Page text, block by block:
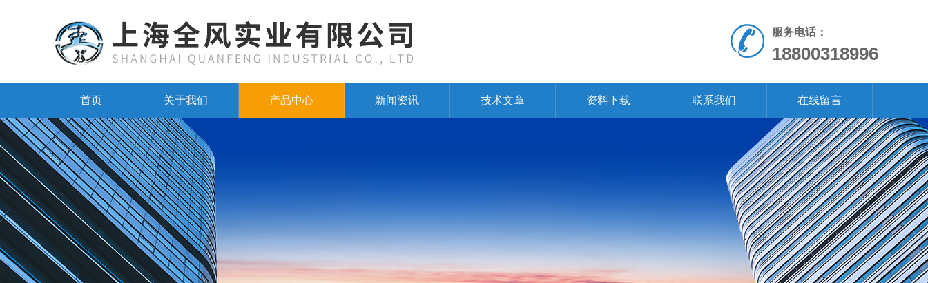
服务电话：
18800318996
首页 关于我们 产品中心 新闻资讯 技术文章 资料下载 联系我们 在线留言